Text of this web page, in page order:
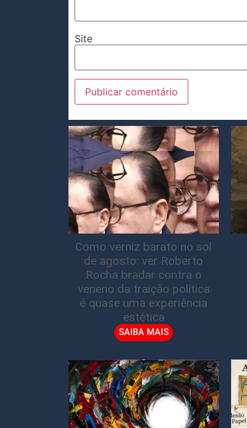
Site
Como verniz barato no sol
de agosto: ver Roberto
Rocha bradar contra o
veneno da traição política
é quase uma experiência
estética
SAIBA MAIS